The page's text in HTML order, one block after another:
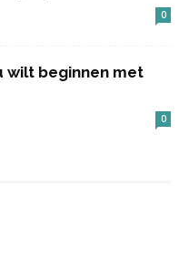
0
wilt beginnen met
0